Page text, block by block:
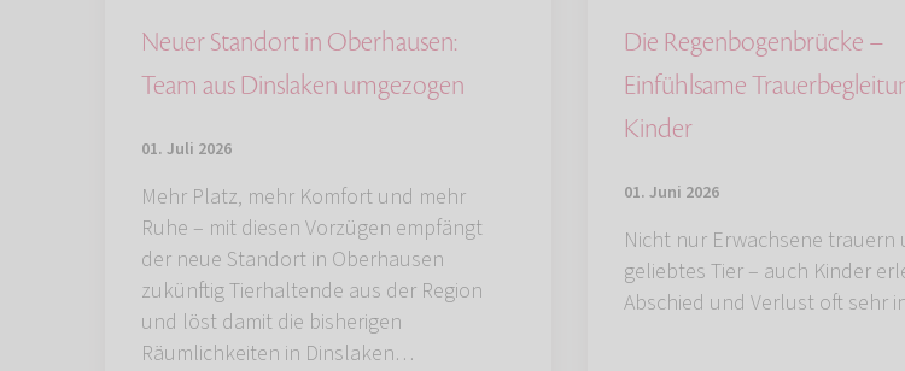
Neuer Standort in Oberhausen:
Team aus Dinslaken umgezogen
01. Juli 2026
Mehr Platz, mehr Komfort und mehr
Ruhe – mit diesen Vorzügen empfängt
der neue Standort in Oberhausen
zukünftig Tierhaltende aus der Region
und löst damit die bisherigen
Räumlichkeiten in Dinslaken…
Die Regenbogenbrücke –
Einfühlsame
Kinder
01. Juni 2026
Nicht nur Erwachsene trauern
geliebtes Tier – auch Kinder
Abschied und Verlust oft sehr